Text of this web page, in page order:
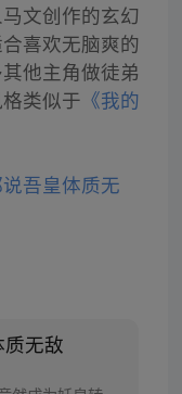
文创作的玄幻
喜欢无脑爽的
他主角做徒弟
类似于 《我的
说吾皇体质无
无敌